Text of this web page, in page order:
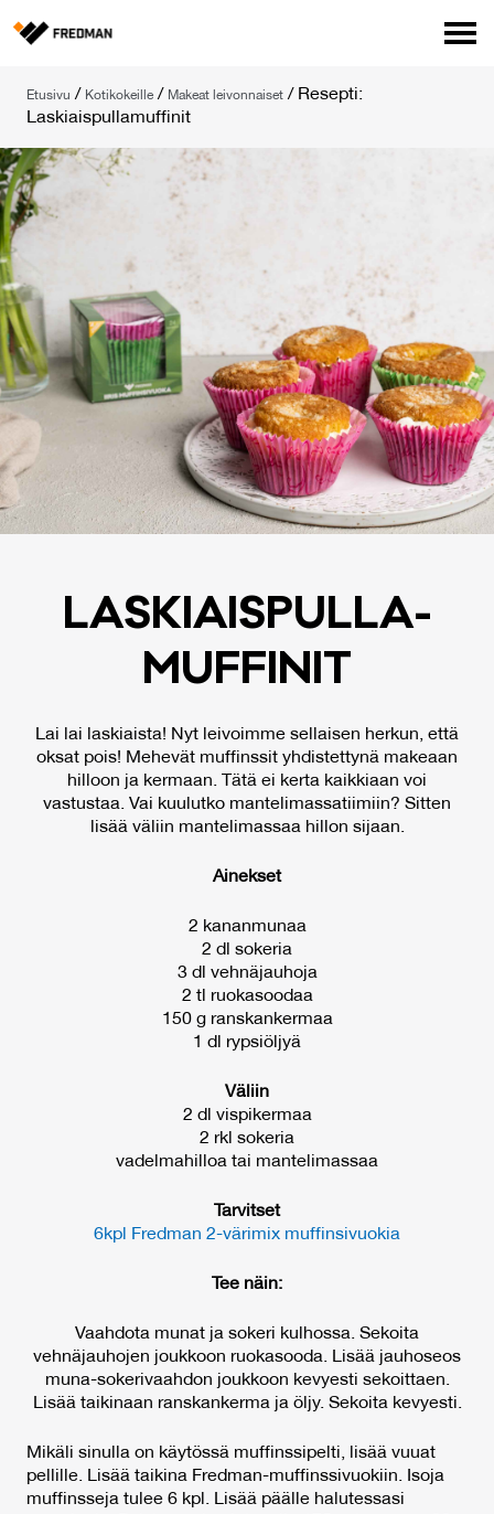
Tehtaanmyymälä
Verkkokauppa ammattilaisille
English
Etusivu / Kotikokeille / Makeat leivonnaiset / Resepti:
Laskiaispullamuffinit
LAS­KIAIS­PUL­LA­
MUF­FI­NIT
Lai lai laskiaista! Nyt leivoimme sellaisen herkun, että
oksat pois! Mehevät muffinssit yhdistettynä makeaan
hilloon ja kermaan. Tätä ei kerta kaikkiaan voi
vastustaa. Vai kuulutko mantelimassatiimiin? Sitten
lisää väliin mantelimassaa hillon sijaan.
Ainekset
2 kananmunaa
2 dl sokeria
3 dl vehnäjauhoja
2 tl ruokasoodaa
150 g ranskankermaa
1 dl rypsiöljyä
Väliin
2 dl vispikermaa
2 rkl sokeria
vadelmahilloa tai mantelimassaa
Tarvitset
6kpl Fredman 2-värimix muffinsivuokia
Tee näin:
Vaahdota munat ja sokeri kulhossa. Sekoita
vehnäjauhojen joukkoon ruokasooda. Lisää jauhoseos
muna-sokerivaahdon joukkoon kevyesti sekoittaen.
Lisää taikinaan ranskankerma ja öljy. Sekoita kevyesti.
Mikäli sinulla on käytössä muffinssipelti, lisää vuuat
pellille. Lisää taikina Fredman-muffinssivuokiin. Isoja
muffinsseja tulee 6 kpl. Lisää päälle halutessasi